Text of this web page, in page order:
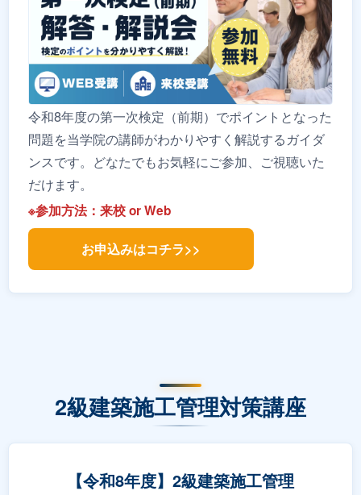
令和8年度の第一次検定（前期）でポイントとなった
問題を当学院の講師がわかりやすく解説するガイダ
ンスです。どなたでもお気軽にご参加、ご視聴いた
だけます。
※参加方法：来校 or Web
お申込みはコチラ>>
2級建築施工管理対策講座
【令和8年度】2級建築施工管理